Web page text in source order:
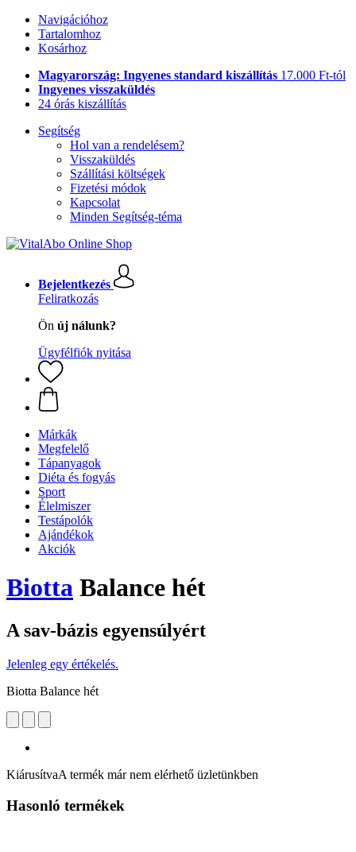
Navigációhoz
Tartalomhoz
Kosárhoz
Magyarország: Ingyenes standard kiszállítás 17.000 Ft-tól
Ingyenes visszaküldés
24 órás kiszállítás
Segítség
Hol van a rendelésem?
Visszaküldés
Szállítási költségek
Fizetési módok
Kapcsolat
Minden Segítség-téma
Bejelentkezés
Feliratkozás
Ön új nálunk?
Ügyfélfiók nyitása
Márkák
Megfelelő
Tápanyagok
Diéta és fogyás
Sport
Élelmiszer
Testápolók
Ajándékok
Akciók
Biotta Balance hét
A sav-bázis egyensúlyért
Jelenleg egy értékelés.
Biotta Balance hét
KiárusítvaA termék már nem elérhető üzletünkben
Hasonló termékek